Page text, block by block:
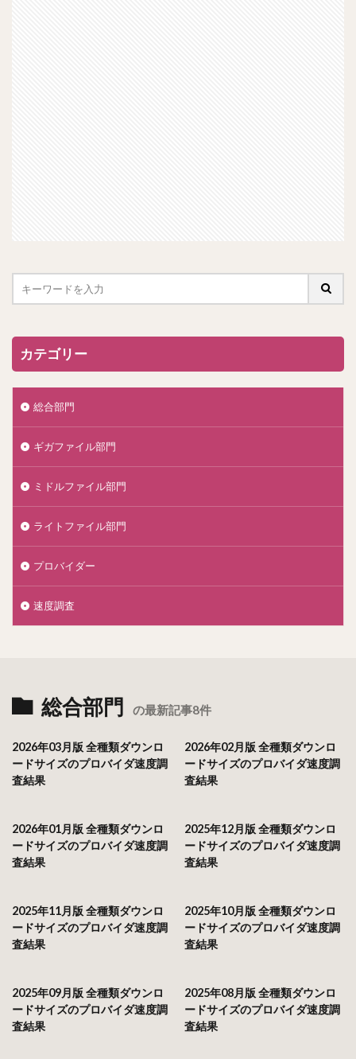
カテゴリー
総合部門
ギガファイル部門
ミドルファイル部門
ライトファイル部門
プロバイダー
速度調査
総合部門 の最新記事8件
2026年03月版 全種類ダウンロ
ードサイズのプロバイダ速度調
査結果
2026年02月版 全種類ダウンロ
ードサイズのプロバイダ速度調
査結果
2026年01月版 全種類ダウンロ
ードサイズのプロバイダ速度調
査結果
2025年12月版 全種類ダウンロ
ードサイズのプロバイダ速度調
査結果
2025年11月版 全種類ダウンロ
ードサイズのプロバイダ速度調
査結果
2025年10月版 全種類ダウンロ
ードサイズのプロバイダ速度調
査結果
2025年09月版 全種類ダウンロ
ードサイズのプロバイダ速度調
査結果
2025年08月版 全種類ダウンロ
ードサイズのプロバイダ速度調
査結果